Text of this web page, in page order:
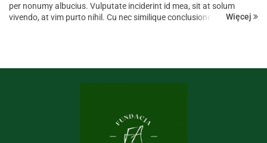
per nonumy albucius. Vulputate inciderint id mea, sit at solum
vivendo, at vim purto nihil. Cu nec similique conclusionemque, in vis
Więcej